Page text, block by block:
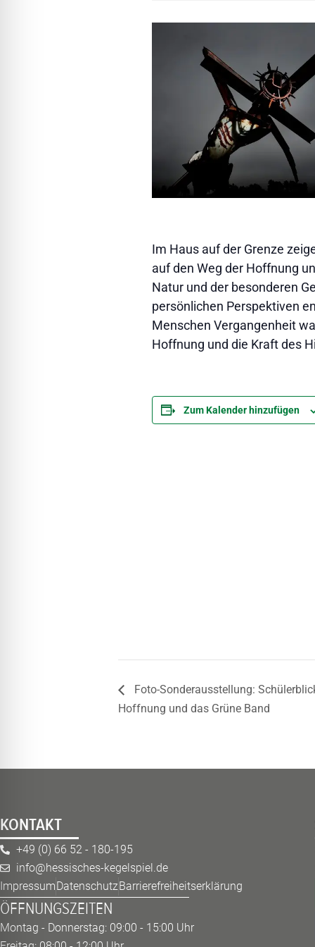
Im Haus auf der Grenze
auf den Weg der Hoffnung
Natur und der besonderen
persönlichen Perspektiven
Menschen Vergangenheit
Hoffnung und die Kraft des
Zum Kalender hinzufügen
Foto-Sonderausstellung:
Hoffnung und das Grüne Band
KONTAKT
+49 (0) 66 52 - 180-195
info@hessisches-kegelspiel.de
ImpressumDatenschutzBarrierefreiheitserklärung
ÖFFNUNGSZEITEN
Montag - Donnerstag: 09:00 - 15:00 Uhr